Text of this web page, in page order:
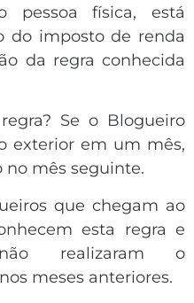
pessoa física, está
do imposto de renda
da regra conhecida
Se o Blogueiro
exterior em um mês,
no mês seguinte.
que chegam ao
esta regra e
não realizaram o
meses anteriores.